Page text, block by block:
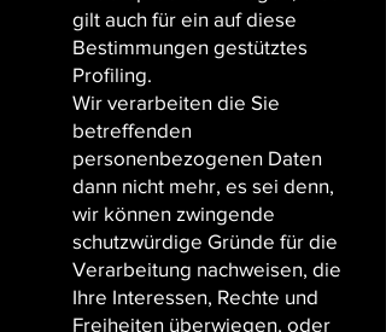
gilt auch für ein auf diese
Bestimmungen gestütztes
Profiling.
Wir verarbeiten die Sie
betreffenden
personenbezogenen Daten
dann nicht mehr, es sei denn,
wir können zwingende
schutzwürdige Gründe für die
Verarbeitung nachweisen, die
Ihre Interessen, Rechte und
Freiheiten überwiegen, oder